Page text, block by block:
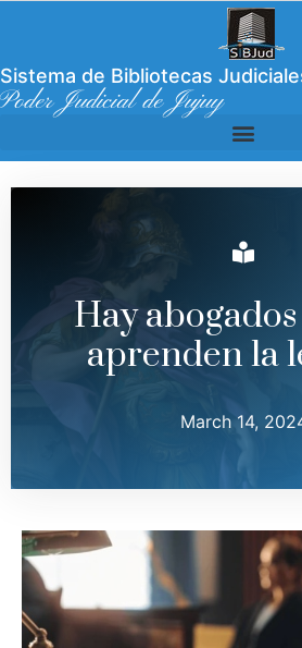
Sistema de Bibliotecas
Poder Judicial de Jujuy
Hay
aprenden la
March 14,